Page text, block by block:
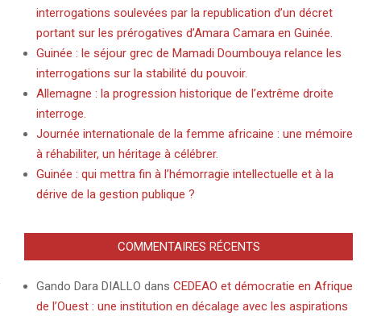
interrogations soulevées par la republication d’un décret
portant sur les prérogatives d’Amara Camara en Guinée.
Guinée : le séjour grec de Mamadi Doumbouya relance les
interrogations sur la stabilité du pouvoir.
Allemagne : la progression historique de l’extrême droite
interroge.
Journée internationale de la femme africaine : une mémoire
à réhabiliter, un héritage à célébrer.
Guinée : qui mettra fin à l’hémorragie intellectuelle et à la
dérive de la gestion publique ?
COMMENTAIRES RÉCENTS
Gando Dara DIALLO dans CEDEAO et démocratie en Afrique
de l’Ouest : une institution en décalage avec les aspirations